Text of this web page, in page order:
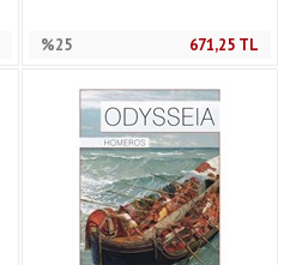
%25 671,25 TL